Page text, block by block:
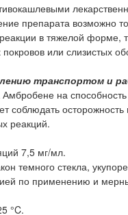
препарата возможно
в тяжелой
или слизистых
транспортом и
на
соблюдать
реакций.
7,5 мг/мл.
темного стекла,
по применению и
°C.